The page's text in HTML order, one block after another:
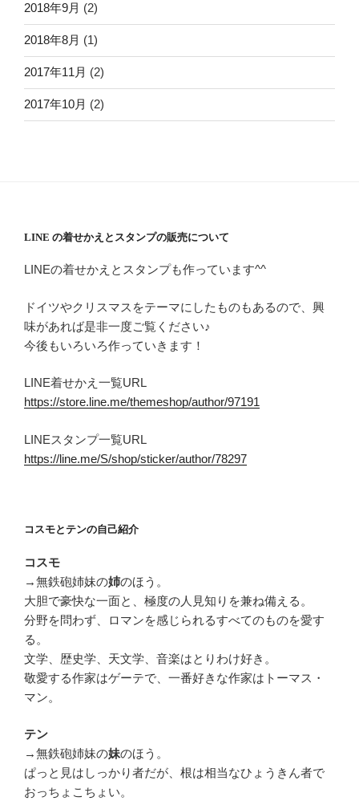
2018年9月 (2)
2018年8月 (1)
2017年11月 (2)
2017年10月 (2)
LINE の着せかえとスタンプの販売について
LINEの着せかえとスタンプも作っています^^
ドイツやクリスマスをテーマにしたものもあるので、興
味があれば是非一度ご覧ください♪
今後もいろいろ作っていきます！
LINE着せかえ一覧URL
https://store.line.me/themeshop/author/97191
LINEスタンプ一覧URL
https://line.me/S/shop/sticker/author/78297
コスモとテンの自己紹介
コスモ
→無鉄砲姉妹の姉のほう。
大胆で豪快な一面と、極度の人見知りを兼ね備える。
分野を問わず、ロマンを感じられるすべてのものを愛す
る。
文学、歴史学、天文学、音楽はとりわけ好き。
敬愛する作家はゲーテで、一番好きな作家はトーマス・
マン。
テン
→無鉄砲姉妹の妹のほう。
ぱっと見はしっかり者だが、根は相当なひょうきん者で
おっちょこちょい。